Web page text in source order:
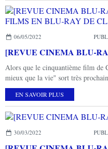
06/05/2022
Alors que le cinquantième film
mieux que la vie" sort très
EN SAVOIR PLUS
30/03/2022